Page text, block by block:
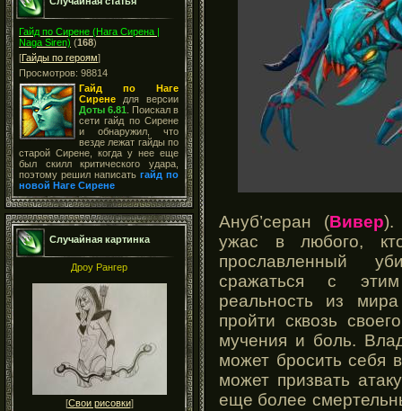
Гайд по Сирене (Нага Сирена |
Naga Siren) (168)
[Гайды по героям]
Просмотров: 98814
Гайд по Наге
Сирене для версии
Доты 6.81 . Поискал в
сети гайд по Сирене
и обнаружил, что
везде лежат гайды по
старой Сирене, когда у нее еще
был скилл критического удара,
поэтому решил написать гайд по
новой Наге Сирене
Случайная картинка
Дроу Рангер
[Свои рисовки]
Ануб’серан (Вивер).
ужас в любого,
прославленный
сражаться с
реальность из
пройти сквозь
мучения и боль.
может бросить себя
может призвать
еще более